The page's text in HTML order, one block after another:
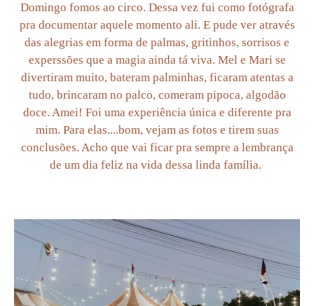
Domingo fomos ao circo. Dessa vez fui como fotógrafa
pra documentar aquele momento ali. E pude ver através
das alegrias em forma de palmas, gritinhos, sorrisos e
experssões que a magia ainda tá viva. Mel e Mari se
divertiram muito, bateram palminhas, ficaram atentas a
tudo, brincaram no palco, comeram pipoca, algodão
doce. Amei! Foi uma experiência única e diferente pra
mim. Para elas....bom, vejam as fotos e tirem suas
conclusões. Acho que vai ficar pra sempre a lembrança
de um dia feliz na vida dessa linda família.